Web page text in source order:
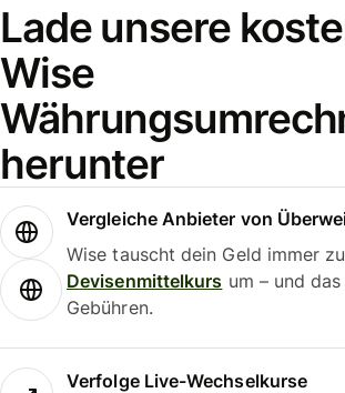
Lade unsere
Wise
herunter
Vergleiche Anbieter von
Wise tauscht dein Geld immer
Devisenmittelkurs um – und
Gebühren.
Verfolge Live-Wechselkurse